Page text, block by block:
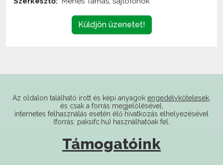
Küldjön üzenetet!
internetes felhasználás esetén élő hivatkozás elhelyezésével
(forrás: paksifc.hu) használhatóak fel.
Támogatóink